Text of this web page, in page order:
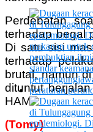
Perdebatan
terhadap begal
Di satu sisi
terhadap
brutal, namun
dituntut
HAM.
(Tomy)